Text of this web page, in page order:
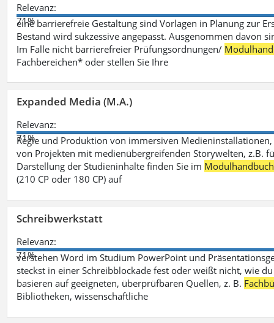
Relevanz:
71%
eine barrierefreie Gestaltung sind Vorlagen in Planung zur
Bestand wird sukzessive angepasst. Ausgenommen davon
Im Falle nicht barrierefreier Prüfungsordnungen/
Fachbereichen* oder stellen Sie Ihre
Expanded Media (M.A.)
Relevanz:
71%
Regie und Produktion von immersiven
von Projekten mit medienübergreifenden Storywelten, z.B.
Darstellung der Studieninhalte finden Sie im Modulhandbuch
(210 CP oder 180 CP) auf
Schreibwerkstatt
Relevanz:
71%
verstehen Word im Studium PowerPoint und
steckst in einer Schreibblockade fest oder weißt nicht, wie
basieren auf geeigneten, überprüfbaren Quellen, z. B.
Bibliotheken, wissenschaftliche